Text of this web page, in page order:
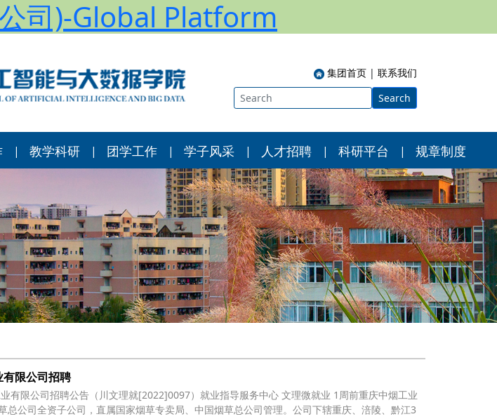
司)-Global Platform
集团首页 | 联系我们
Search
| 教学科研 | 团学工作 | 学子风采 | 人才招聘 | 科研平台 | 规章制度
限公司招聘
有限公司招聘公告（川文理就[2022]0097）就业指导服务中心 文理微就业 1周前重庆中烟工业
总公司全资子公司，直属国家烟草专卖局、中国烟草总公司管理。公司下辖重庆、涪陵、黔江3